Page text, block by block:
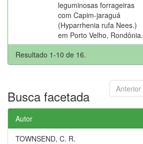
leguminosas forrageiras
com Capim-jaraguá
(Hyparrhenia rufa Nees.)
em Porto Velho, Rondônia.
Resultado 1-10 de 16.
Anterior
Busca facetada
Autor
TOWNSEND, C. R.